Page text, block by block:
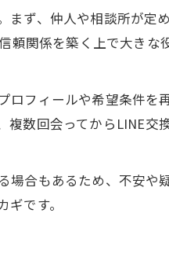
ン交換ルール比較
意識したいこと
絡手段の選定法
際連絡のコツ
の相談所サポート
ず、仲人や相談所が定
関係を築く上で大き
フィールや希望条件を
数回会ってからLINE
合もあるため、不安や
です。